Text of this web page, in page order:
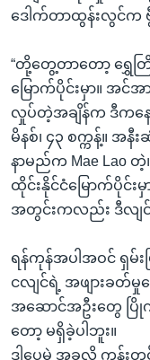
ဒေါက်တာထွန်းလွင်က
“တို့တွေ့တာတော့ ရွှေတ
မြောက်ပိုင်းမှာ။ အင်
လှုပ်တဲ့အချိန်က ဒီကနေ့ည
မိနစ်၊ ၄၃ စက္ကန့်။ အနီ
နာမည်က Mae Lao
ထိုင်းနိုင်ငံမြောက်ပိုင်း
အတွင်းကလည်း ဒီလျ
ရန်ကုန်အပါအဝင် ရှမ်
ငလျင်ရဲ့ အဖျားခတ်
အဆောင်အဦးတွေ ပြို
တော့ မရှိခဲ့ပါဘူး။
ဒါပေမဲ့ အခုလို ကုန်းတွ